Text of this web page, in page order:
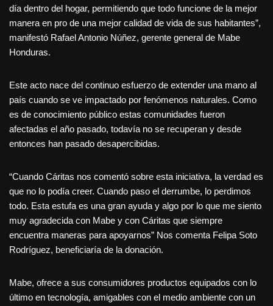
día dentro del hogar, permitiendo que todo funcione de la mejor
manera en pro de una mejor calidad de vida de sus habitantes”,
manifestó Rafael Antonio Núñez, gerente general de Mabe
Honduras.
Este acto nace del continuo esfuerzo de extender una mano al
país cuando se ve impactado por fenómenos naturales. Como
es de conocimiento público estas comunidades fueron
afectadas el año pasado, todavía no se recuperan y desde
entonces han pasado desapercibidas.
“Cuando Cáritas nos comentó sobre esta iniciativa, la verdad es
que no lo podía creer. Cuando paso el derrumbe, lo perdimos
todo. Esta estufa es una gran ayuda y algo por lo que me siento
muy agradecida con Mabe y con Cáritas que siempre
encuentra maneras para apoyarnos” Nos comenta Felipa Soto
Rodríguez, beneficiaría de la donación.
Mabe, ofrece a sus consumidores productos equipados con lo
último en tecnología, amigables con el medio ambiente con un